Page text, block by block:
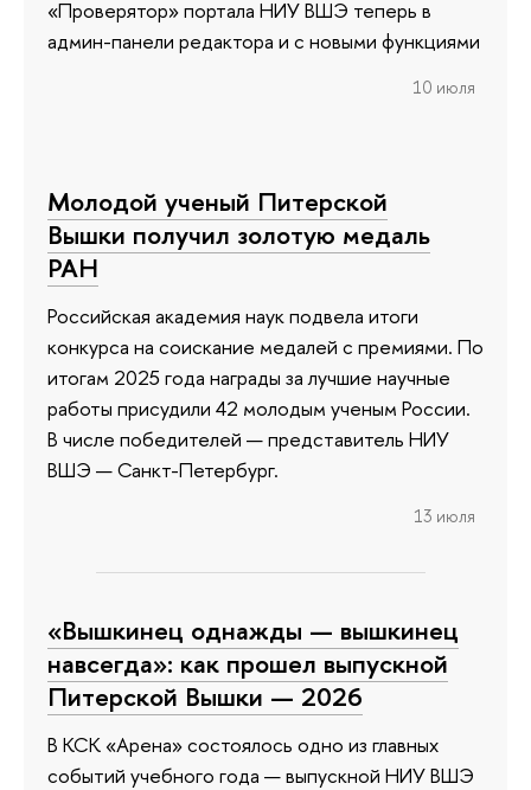
«Проверятор» портала НИУ ВШЭ теперь в
админ-панели редактора и с новыми функциями
10 июля
Молодой ученый Питерской
Вышки получил золотую медаль
РАН
Российская академия наук подвела итоги
конкурса на соискание медалей с премиями. По
итогам 2025 года награды за лучшие научные
работы присудили 42 молодым ученым России.
В числе победителей — представитель НИУ
ВШЭ — Санкт-Петербург.
13 июля
«Вышкинец однажды — вышкинец
навсегда»: как прошел выпускной
Питерской Вышки — 2026
В КСК «Арена» состоялось одно из главных
событий учебного года — выпускной НИУ ВШЭ